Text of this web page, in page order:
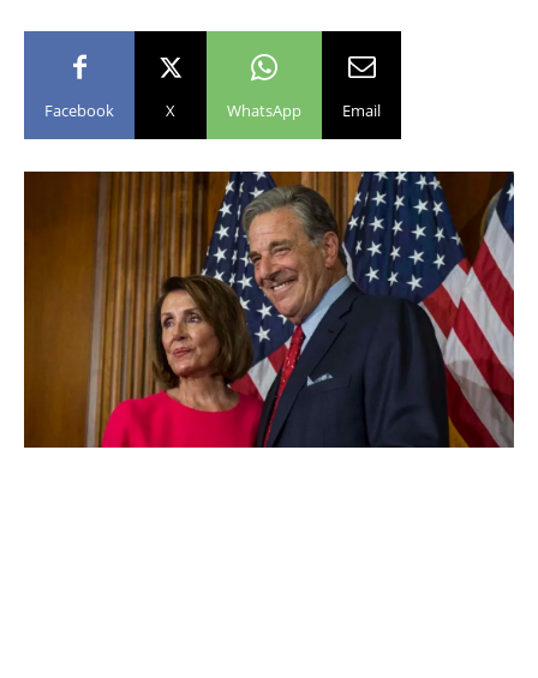
Facebook X WhatsApp Email